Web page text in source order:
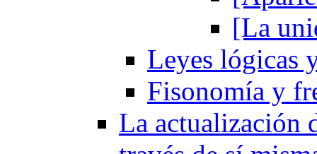
[La
Leyes lógicas
Fisonomía y
La actualización